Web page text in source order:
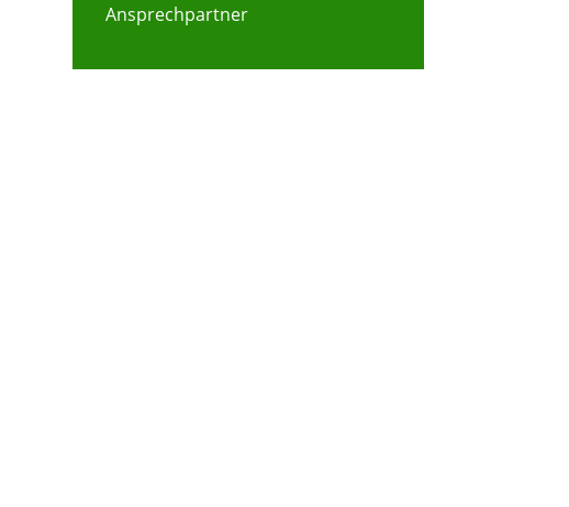
Ansprechpartner